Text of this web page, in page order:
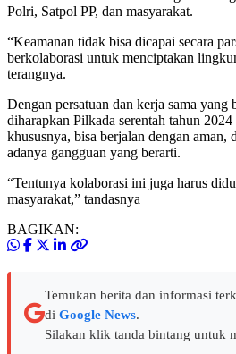
Polri, Satpol PP, dan masyarakat.
“Keamanan tidak bisa dicapai secara
berkolaborasi untuk menciptakan
terangnya.
Dengan persatuan dan kerja sama yang
diharapkan Pilkada serentah tahun
khususnya, bisa berjalan dengan aman,
adanya gangguan yang berarti.
“Tentunya kolaborasi ini juga harus
masyarakat,” tandasnya
BAGIKAN:
Temukan berita dan informasi
di Google News.
Silakan klik tanda bintang untuk